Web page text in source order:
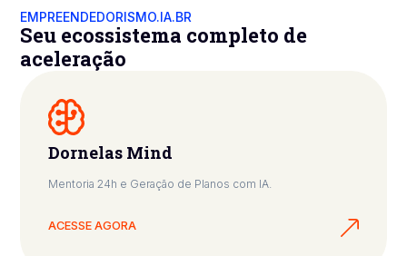
EMPREENDEDORISMO.IA.BR
Seu ecossistema completo de
aceleração
Dornelas Mind
Mentoria 24h e Geração de Planos com IA.
ACESSE AGORA